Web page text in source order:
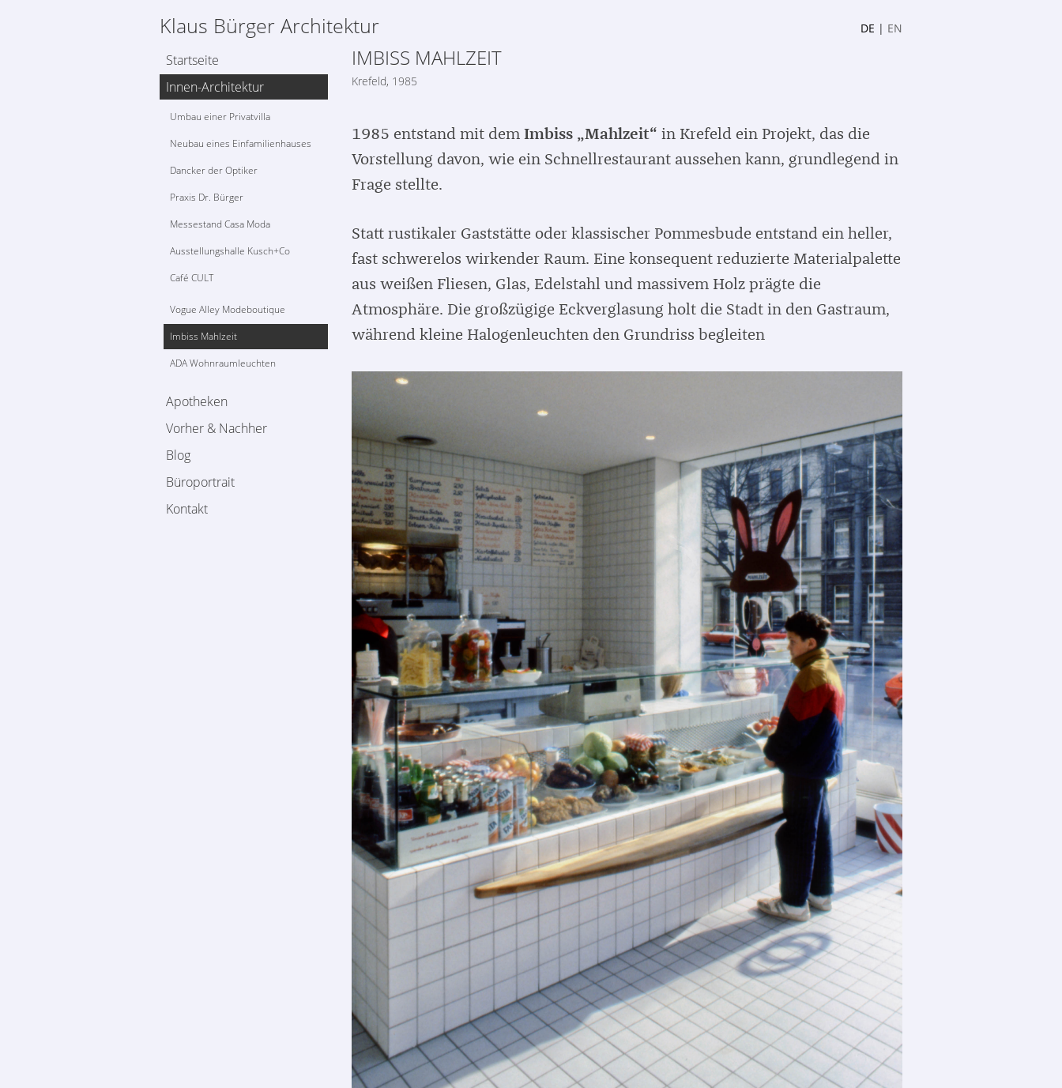
Klaus Bürger Architektur DE | EN
Startseite
Innen-Architektur
Umbau einer Privatvilla
Neubau eines Einfamilienhauses
Dancker der Optiker
Praxis Dr. Bürger
Messestand Casa Moda
Ausstellungshalle Kusch+Co
Café CULT
Vogue Alley Modeboutique
Imbiss Mahlzeit
ADA Wohnraumleuchten
Apotheken
Vorher & Nachher
Blog
Büroportrait
Kontakt
IMBISS MAHLZEIT
Krefeld, 1985
1985 entstand mit dem Imbiss „Mahlzeit“ in Krefeld ein Projekt, das die
Vorstellung davon, wie ein Schnellrestaurant aussehen kann, grundlegend in
Frage stellte.
Statt rustikaler Gaststätte oder klassischer Pommesbude entstand ein heller,
fast schwerelos wirkender Raum. Eine konsequent reduzierte Materialpalette
aus weißen Fliesen, Glas, Edelstahl und massivem Holz prägte die
Atmosphäre. Die großzügige Eckverglasung holt die Stadt in den Gastraum,
während kleine Halogenleuchten den Grundriss begleiten